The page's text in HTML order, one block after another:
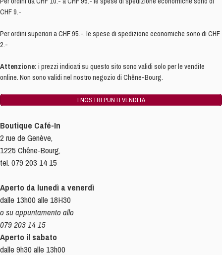
CHF 9.-
Per ordini superiori a CHF 95.-, le spese di spedizione economiche sono di CHF
2.-
Attenzione: i prezzi indicati su questo sito sono validi solo per le vendite
online. Non sono validi nel nostro negozio di Chêne-Bourg.
I NOSTRI PUNTI VENDITA
Boutique Café-In
2 rue de Genève,
1225 Chêne-Bourg,
tel. 079 203 14 15
Aperto da lunedì a venerdì
dalle 13h00 alle 18H30
o su appuntamento allo
079 203 14 15
Aperto il sabato
dalle 9h30 alle 13h00